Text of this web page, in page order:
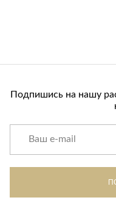
Подпишись на нашу